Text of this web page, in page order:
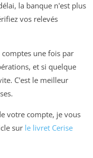
la banque n'est plus
vos relevés
une fois par
et si quelque
C'est le meilleur
votre compte, je vous
sur le livret Cerise